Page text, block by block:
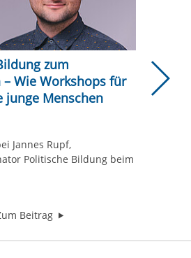
zum
Wie Workshops für
junge Menschen
Jannes Rupf,
Politische Bildung beim
Beitrag "Politische Bildung zum